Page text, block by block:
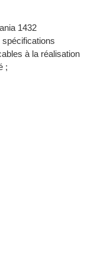
1432
à la réalisation
;